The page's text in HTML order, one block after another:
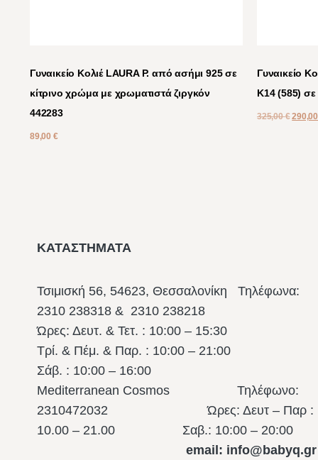
Γυναικείο Κολιέ LAURA P. από ασήμι 925 σε
κίτρινο χρώμα με χρωματιστά ζιργκόν
442283
89,00 €
Γυναικείο
Κ14 (585) σε
325,00€
ΚΑΤΑΣΤΗΜΑΤΑ
Τσιμισκή 56, 54623, Θεσσαλονίκη Τηλέφωνα:
2310 238318 & 2310 238218
Ώρες: Δευτ. & Τετ. : 10:00 – 15:30
Τρί. & Πέμ. & Παρ. : 10:00 – 21:00
Σάβ. : 10:00 – 16:00
Mediterranean Cosmos Τηλέφωνο:
2310472032 Ώρες: Δευτ – Παρ :
10.00 – 21.00 Σαβ.: 10:00 – 20:00
email: info@babyq.gr